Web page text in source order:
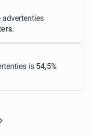
advertenties
.
is 54,5%